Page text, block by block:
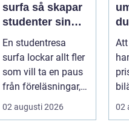
surfa så skapar
studenter sin
ultimata paus
från plugget
En studentresa
surfa lockar allt fler
som vill ta en paus
från föreläsningar,
tentaplugg och
sena kv...
02 augusti 2026 02